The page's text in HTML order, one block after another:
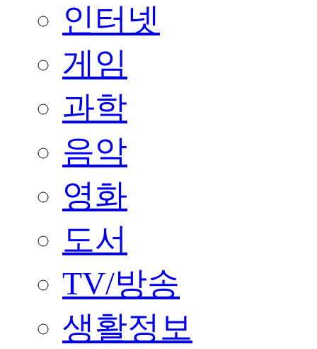
인터넷
게임
과학
음악
영화
도서
TV/방송
생활정보